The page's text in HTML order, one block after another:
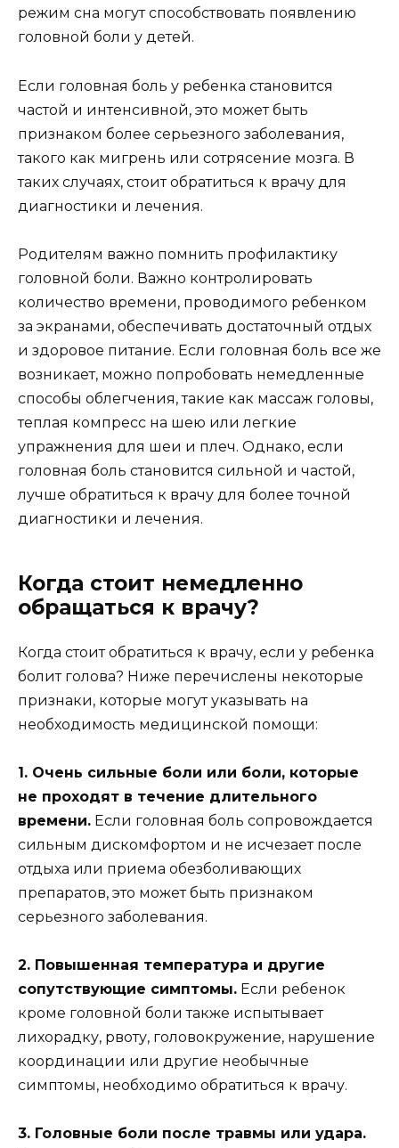
режим сна могут способствовать появлению
головной боли у детей.
Если головная боль у ребенка становится
частой и интенсивной, это может быть
признаком более серьезного заболевания,
такого как мигрень или сотрясение мозга. В
таких случаях, стоит обратиться к врачу для
диагностики и лечения.
Родителям важно помнить профилактику
головной боли. Важно контролировать
количество времени, проводимого ребенком
за экранами, обеспечивать достаточный отдых
и здоровое питание. Если головная боль все же
возникает, можно попробовать немедленные
способы облегчения, такие как массаж головы,
теплая компресс на шею или легкие
упражнения для шеи и плеч. Однако, если
головная боль становится сильной и частой,
лучше обратиться к врачу для более точной
диагностики и лечения.
Когда стоит немедленно
обращаться к врачу?
Когда стоит обратиться к врачу, если у ребенка
болит голова? Ниже перечислены некоторые
признаки, которые могут указывать на
необходимость медицинской помощи:
1. Очень сильные боли или боли, которые
не проходят в течение длительного
времени. Если головная боль сопровождается
сильным дискомфортом и не исчезает после
отдыха или приема обезболивающих
препаратов, это может быть признаком
серьезного заболевания.
2. Повышенная температура и другие
сопутствующие симптомы. Если ребенок
кроме головной боли также испытывает
лихорадку, рвоту, головокружение, нарушение
координации или другие необычные
симптомы, необходимо обратиться к врачу.
3. Головные боли после травмы или удара.